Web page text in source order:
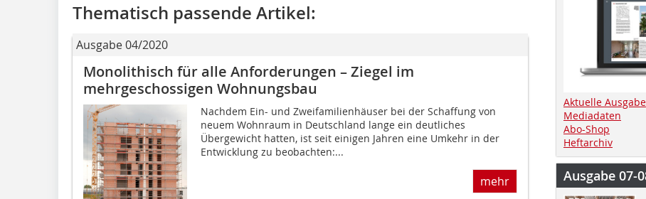
Thematisch passende Artikel:
Ausgabe 04/2020
Monolithisch für alle Anforderungen – Ziegel im
mehrgeschossigen Wohnungsbau
Nachdem Ein- und Zweifamilienhäuser bei der Schaffung von
neuem Wohnraum in Deutschland lange ein deutliches
Übergewicht hatten, ist seit einigen Jahren eine Umkehr in der
Entwicklung zu beobachten:...
mehr
Aktuelle Ausgabe
Mediadaten
Abo-Shop
Heftarchiv
Ausgabe 07-